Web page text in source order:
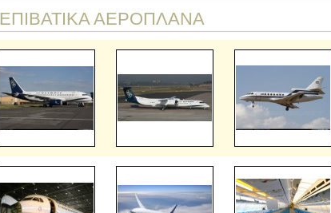
ΕΠΙΒΑΤΙΚΑ ΑΕΡΟΠΛΑΝΑ